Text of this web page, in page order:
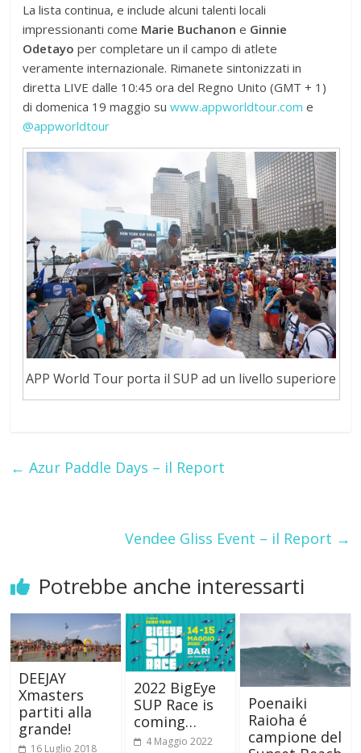
La lista continua, e include alcuni talenti locali
impressionanti come Marie Buchanon e Ginnie
Odetayo per completare un il campo di atlete
veramente internazionale. Rimanete sintonizzati in
diretta LIVE dalle 10:45 ora del Regno Unito (GMT + 1)
di domenica 19 maggio suwww.appworldtour.com e
@appworldtour
APP World Tour porta il SUP ad un livello superiore
← Azur Paddle Days – il Report
Vendee Gliss Event – il Report →
Potrebbe anche interessarti
DEEJAY
Xmasters
partiti alla
grande!
16 Luglio 2018
2022 BigEye
SUP Race is
coming…
4 Maggio 2022
Poenaiki
Raioha é
campione del